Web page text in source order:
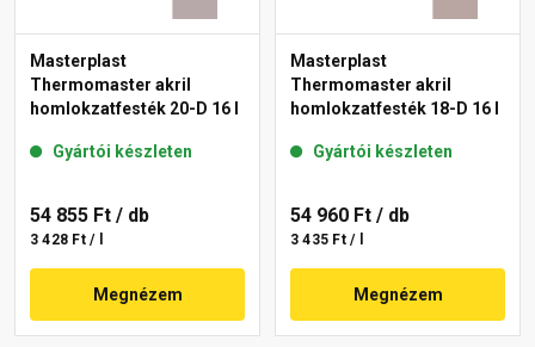
Masterplast
Thermomaster akril
homlokzatfesték 20-D 16 l
Gyártói készleten
54 855 Ft / db
3 428 Ft / l
Megnézem
Masterplast
Thermomaster akril
homlokzatfesték 18-D 16 l
Gyártói készleten
54 960 Ft / db
3 435 Ft / l
Megnézem